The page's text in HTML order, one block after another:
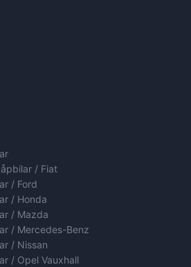
/ Fiat
/ Ford
/ Honda
/ Mazda
/ Mercedes-Benz
/ Nissan
/ Opel Vauxhall